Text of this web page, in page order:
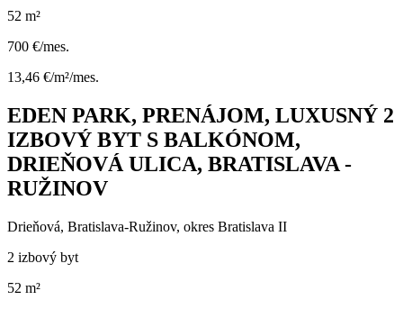
52 m²
700 €/mes.
13,46 €/m²/mes.
EDEN PARK, PRENÁJOM, LUXUSNÝ 2
IZBOVÝ BYT S BALKÓNOM,
DRIEŇOVÁ ULICA, BRATISLAVA -
RUŽINOV
Drieňová, Bratislava-Ružinov, okres Bratislava II
2 izbový byt
52 m²